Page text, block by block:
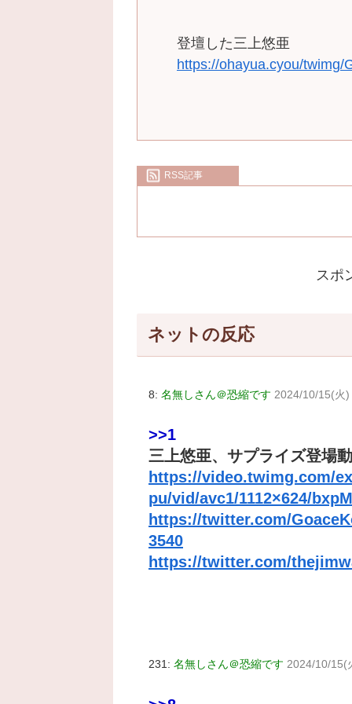
登壇した三上悠亜
https://ohayua.cyou/twimg/
RSS記事
スポ
ネットの反応
8: 名無しさん＠恐縮です 2024/10/15(火
>>1
三上悠亜、サプライズ登場
https://video.twimg.com/
pu/vid/avc1/1112×624/
https://twitter.com/
3540
https://twitter.com/
231: 名無しさん＠恐縮です 2024/10/15(